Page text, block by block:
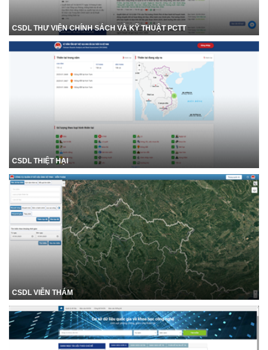
CSDL THƯ VIỆN CHÍNH SÁCH VÀ KỸ THUẬT PCTT
CSDL THIỆT HẠI
CSDL VIỄN THÁM